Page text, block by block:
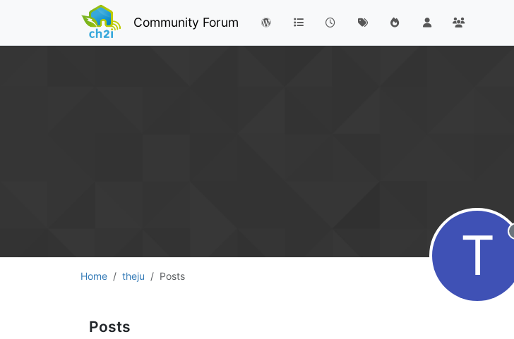
Community Forum
Home theju Posts T
Posts